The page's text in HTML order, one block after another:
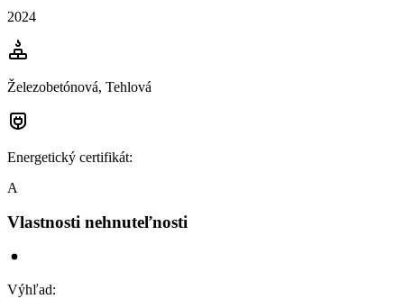
2024
Železobetónová, Tehlová
Energetický certifikát:
A
Vlastnosti nehnuteľnosti
Výhľad: